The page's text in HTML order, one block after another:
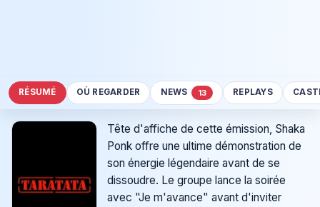
RÉSUMÉ OÙ REGARDER NEWS 13 REPLAYS
Tête d'affiche de cette émission, Shaka
Ponk offre une ultime démonstration de
son énergie légendaire avant de se
dissoudre. Le groupe lance la soirée
avec "Je m'avance" avant d'inviter